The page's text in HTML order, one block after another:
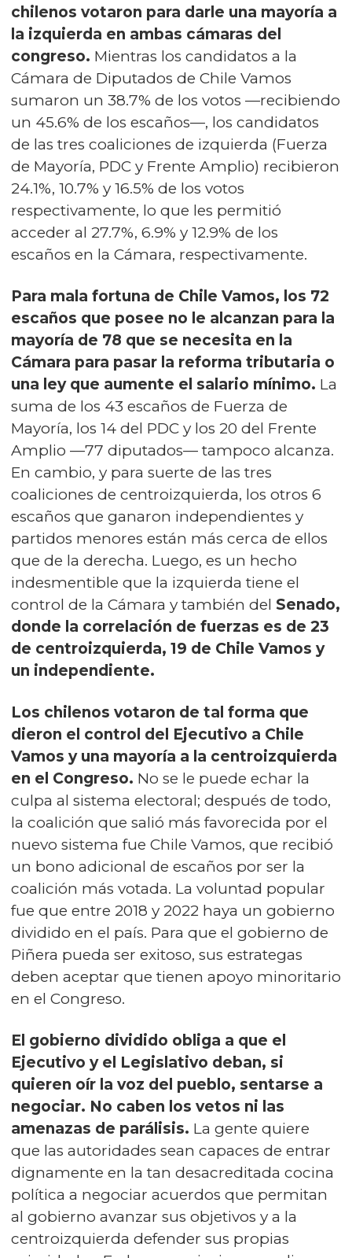
chilenos votaron para darle una mayoría a
la izquierda en ambas cámaras del
congreso. Mientras los candidatos a la
Cámara de Diputados de Chile Vamos
sumaron un 38.7% de los votos —recibiendo
un 45.6% de los escaños—, los candidatos
de las tres coaliciones de izquierda (Fuerza
de Mayoría, PDC y Frente Amplio) recibieron
24.1%, 10.7% y 16.5% de los votos
respectivamente, lo que les permitió
acceder al 27.7%, 6.9% y 12.9% de los
escaños en la Cámara, respectivamente.
Para mala fortuna de Chile Vamos, los 72
escaños que posee no le alcanzan para la
mayoría de 78 que se necesita en la
Cámara para pasar la reforma tributaria o
una ley que aumente el salario mínimo. La
suma de los 43 escaños de Fuerza de
Mayoría, los 14 del PDC y los 20 del Frente
Amplio —77 diputados— tampoco alcanza.
En cambio, y para suerte de las tres
coaliciones de centroizquierda, los otros 6
escaños que ganaron independientes y
partidos menores están más cerca de ellos
que de la derecha. Luego, es un hecho
indesmentible que la izquierda tiene el
control de la Cámara y también del Senado,
donde la correlación de fuerzas es de 23
de centroizquierda, 19 de Chile Vamos y
un independiente.
Los chilenos votaron de tal forma que
dieron el control del Ejecutivo a Chile
Vamos y una mayoría a la centroizquierda
en el Congreso. No se le puede echar la
culpa al sistema electoral; después de todo,
la coalición que salió más favorecida por el
nuevo sistema fue Chile Vamos, que recibió
un bono adicional de escaños por ser la
coalición más votada. La voluntad popular
fue que entre 2018 y 2022 haya un gobierno
dividido en el país. Para que el gobierno de
Piñera pueda ser exitoso, sus estrategas
deben aceptar que tienen apoyo minoritario
en el Congreso.
El gobierno dividido obliga a que el
Ejecutivo y el Legislativo deban, si
quieren oír la voz del pueblo, sentarse a
negociar. No caben los vetos ni las
amenazas de parálisis. La gente quiere
que las autoridades sean capaces de entrar
dignamente en la tan desacreditada cocina
política a negociar acuerdos que permitan
al gobierno avanzar sus objetivos y a la
centroizquierda defender sus propias